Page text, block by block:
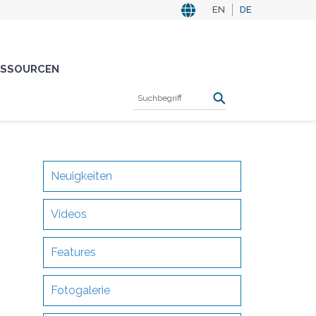
EN DE
Neuigkeiten
Videos
Features
Fotogalerie